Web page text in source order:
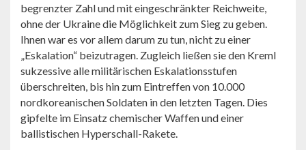
begrenzter Zahl und mit eingeschränkter Reichweite,
ohne der Ukraine die Möglichkeit zum Sieg zu geben.
Ihnen war es vor allem darum zu tun, nicht zu einer
„Eskalation“ beizutragen. Zugleich ließen sie den Kreml
sukzessive alle militärischen Eskalationsstufen
überschreiten, bis hin zum Eintreffen von 10.000
nordkoreanischen Soldaten in den letzten Tagen. Dies
gipfelte im Einsatz chemischer Waffen und einer
ballistischen Hyperschall-Rakete.